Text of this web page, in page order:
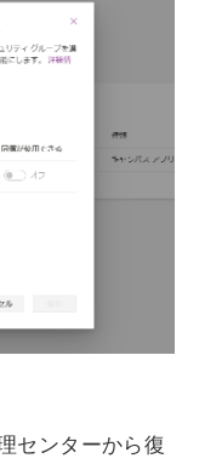
センターから復